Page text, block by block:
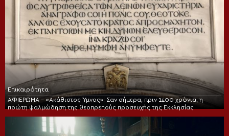
Επικαιρότητα
ΑΦΙΕΡΩΜΑ – «Ακάθιστος Ύμνος»: Σαν σήμερα, πριν 1400 χρόνια, η
πρώτη ψαλμώδηση της θεοπρεπούς προσευχής της Εκκλησίας